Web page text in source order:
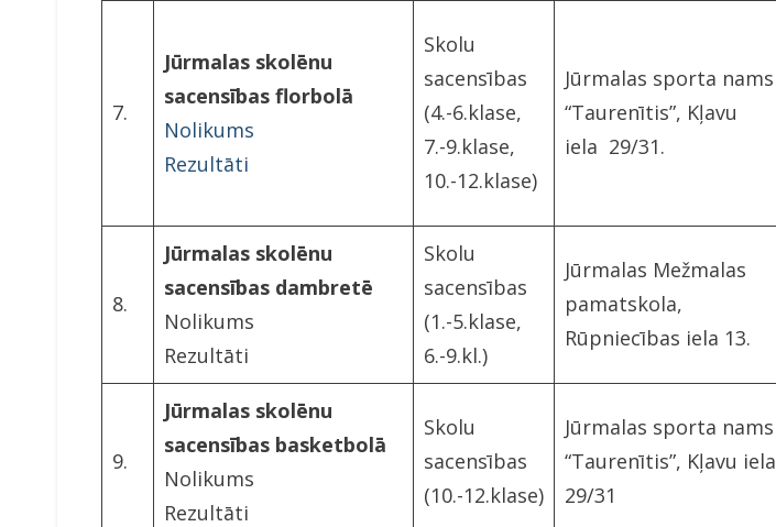
7.
Jūrmalas skolēnu
sacensības florbolā
Nolikums
Rezultāti
Skolu
sacensības
(4.-6.klase,
7.-9.klase,
10.-12.klase)
Jūrmalas sporta nams
“Taurenītis”, Kļavu
iela 29/31.
8.
Jūrmalas skolēnu
sacensības dambretē
Nolikums
Rezultāti
Skolu
sacensības
(1.-5.klase,
6.-9.kl.)
Jūrmalas Mežmalas
pamatskola,
Rūpniecības iela 13.
9.
Jūrmalas skolēnu
sacensības basketbolā
Nolikums
Rezultāti
Skolu
sacensības
(10.-12.klase)
Jūrmalas sporta nams
“Taurenītis”, Kļavu iela
29/31